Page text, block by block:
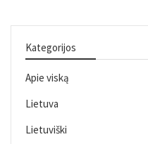
Kategorijos
Apie viską
Lietuva
Lietuviški